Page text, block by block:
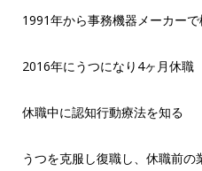
1991年から事務機器メーカー
2016年にうつになり4ヶ月休職
休職中に認知行動療法を知る
うつを克服し復職し、休職前